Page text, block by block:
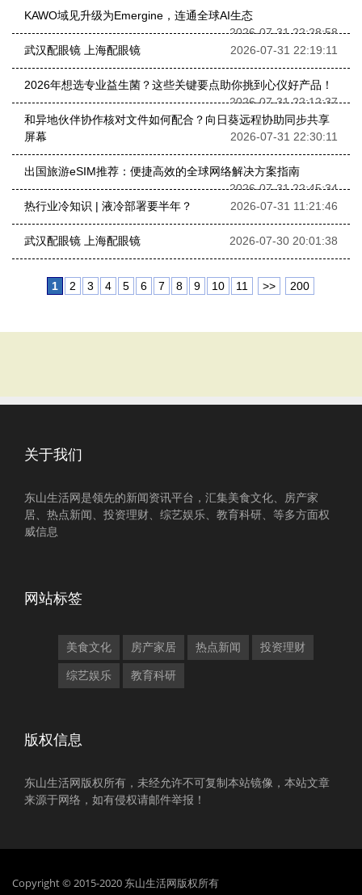
KAWO域见升级为Emergine，连通全球AI生态
2026-07-31 22:28:58
武汉配眼镜 上海配眼镜
2026-07-31 22:19:11
2026年想选专业益生菌？这些关键要点助你挑到心仪好产品！
2026-07-31 22:12:37
和异地伙伴协作核对文件如何配合？向日葵远程协助同步共享
屏幕
2026-07-31 22:30:11
出国旅游eSIM推荐：便捷高效的全球网络解决方案指南
2026-07-31 22:45:34
热行业冷知识 | 液冷部署要半年？
2026-07-31 11:21:46
武汉配眼镜 上海配眼镜 2026-07-30 20:01:38
1 2 3 4 5 6 7 8 9 10 11 >> 200
关于我们
东山生活网是领先的新闻资讯平台，汇集美食文化、房产家
居、热点新闻、投资理财、综艺娱乐、教育科研、等多方面权
威信息
网站标签
美食文化 房产家居 热点新闻 投资理财
综艺娱乐 教育科研
版权信息
东山生活网版权所有，未经允许不可复制本站镜像，本站文章
来源于网络，如有侵权请邮件举报！
Copyright © 2015-2020 东山生活网版权所有